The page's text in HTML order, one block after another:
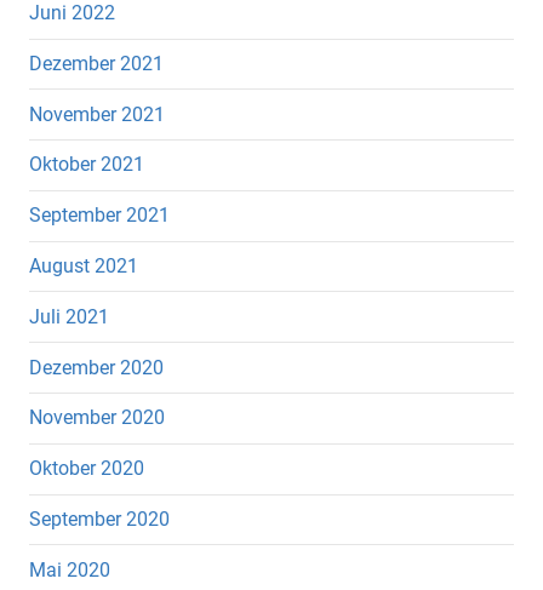
Juni 2022
Dezember 2021
November 2021
Oktober 2021
September 2021
August 2021
Juli 2021
Dezember 2020
November 2020
Oktober 2020
September 2020
Mai 2020